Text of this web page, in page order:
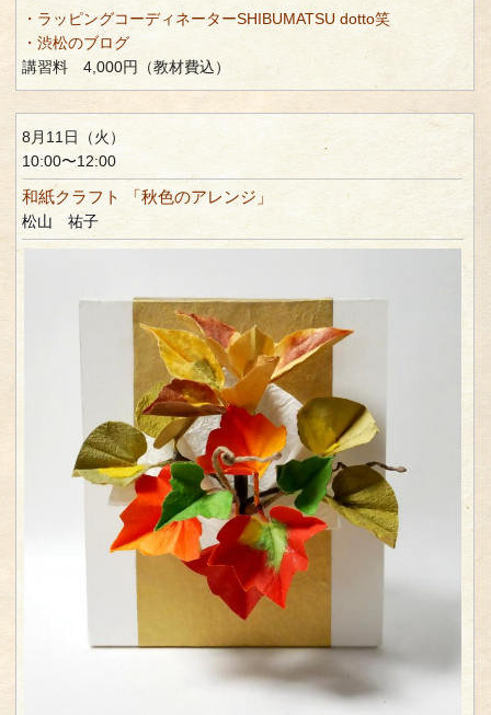
・ラッピングコーディネーターSHIBUMATSU dotto笑
・渋松のブログ
講習料 4,000円（教材費込）
8月11日（火）
10:00〜12:00
和紙クラフト 「秋色のアレンジ」
松山 祐子